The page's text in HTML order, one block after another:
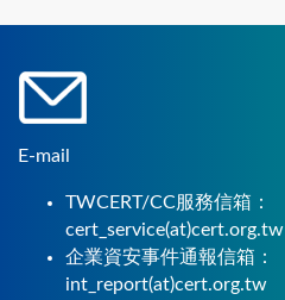
E-mail
TWCERT/CC服務信箱：
cert_service(at)cert.org.tw
企業資安事件通報信箱：
int_report(at)cert.org.tw